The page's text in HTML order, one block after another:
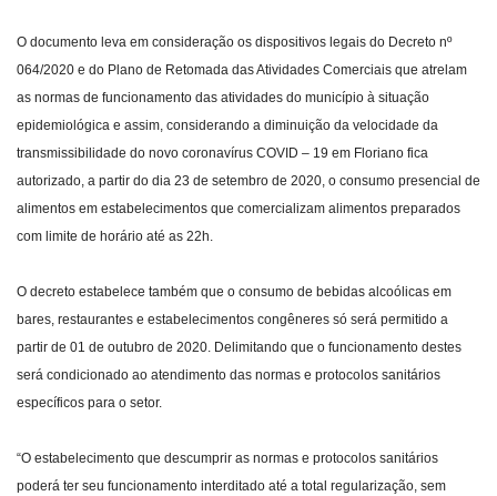
O documento leva em consideração os dispositivos legais do Decreto nº
064/2020 e do Plano de Retomada das Atividades Comerciais que atrelam
as normas de funcionamento das atividades do município à situação
epidemiológica e assim, considerando a diminuição da velocidade da
transmissibilidade do novo coronavírus COVID – 19 em Floriano fica
autorizado, a partir do dia 23 de setembro de 2020, o consumo presencial de
alimentos em estabelecimentos que comercializam alimentos preparados
com limite de horário até as 22h.
O decreto estabelece também que o consumo de bebidas alcoólicas em
bares, restaurantes e estabelecimentos congêneres só será permitido a
partir de 01 de outubro de 2020. Delimitando que o funcionamento destes
será condicionado ao atendimento das normas e protocolos sanitários
específicos para o setor.
“O estabelecimento que descumprir as normas e protocolos sanitários
poderá ter seu funcionamento interditado até a total regularização, sem